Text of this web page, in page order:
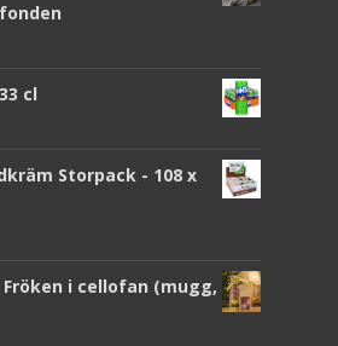
cl
Storpack - 108 x
Fröken i cellofan (mugg,